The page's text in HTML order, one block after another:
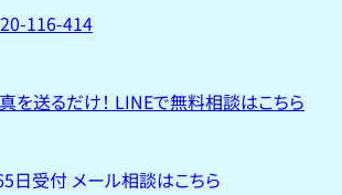
116-414
を送るだけ！ LINEで無料相談はこちら
日受付 メール相談はこちら